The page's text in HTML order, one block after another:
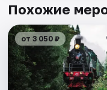
Похожие
от 3 050 ₽